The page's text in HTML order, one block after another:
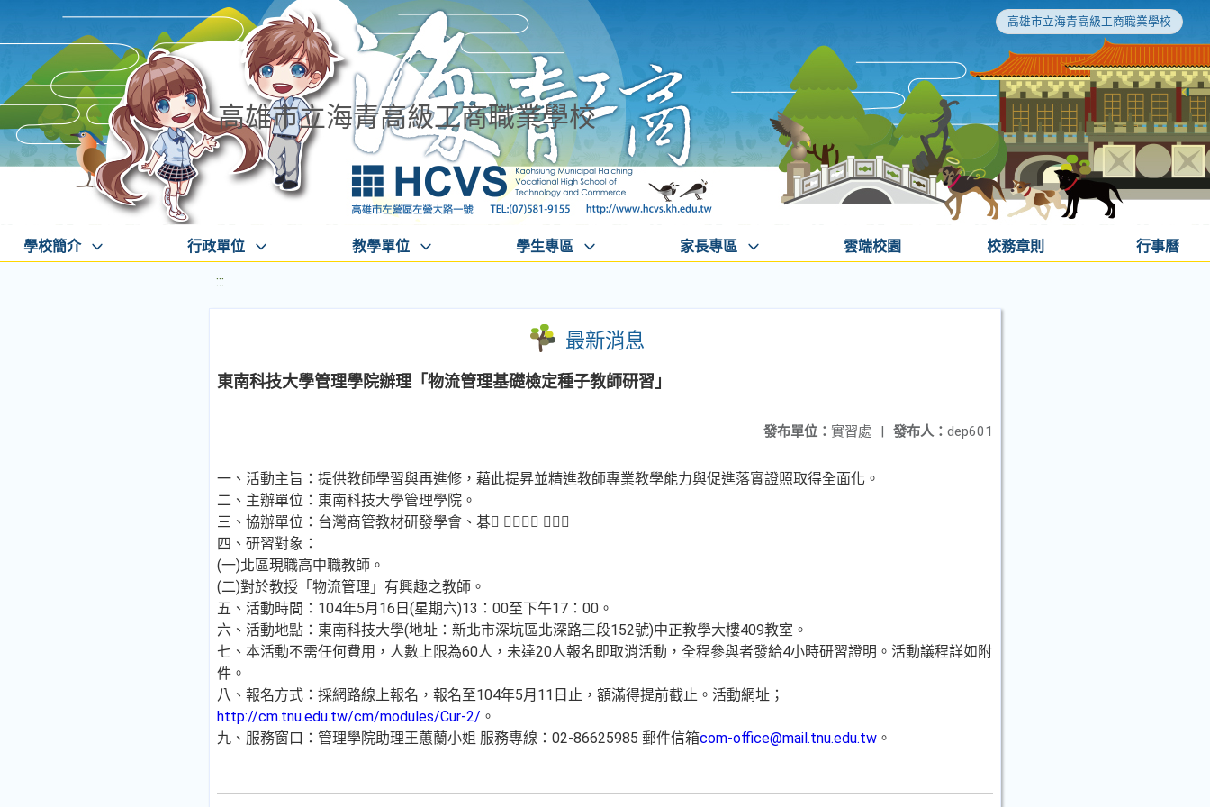
高雄市立海青高級工商職業學校
高雄市立海青高級工商職業學校
學校簡介 行政單位 教學單位 學生專區 家長專區 雲端校園 校務章則 行事曆
:::
最新消息
東南科技大學管理學院辦理「物流管理基礎檢定種子教師研習」
發布人： dep601
發布單位： 實習處 |
一、活動主旨：提供教師學習與再進修，藉此提昇並精進教師專業教學能力與促進落實證照取得全面化。
二、主辦單位：東南科技大學管理學院。
三、協辦單位：台灣商管教材研發學會、碁  
四、研習對象：
(一)北區現職高中職教師。
(二)對於教授「物流管理」有興趣之教師。
五、活動時間：104年5月16日(星期六)13：00至下午17：00。
六、活動地點：東南科技大學(地址：新北市深坑區北深路三段152號)中正教學大樓409教室。
七、本活動不需任何費用，人數上限為60人，未達20人報名即取消活動，全程參與者發給4小時研習證明。活動議程詳如附
件。
八、報名方式：採網路線上報名，報名至104年5月11日止，額滿得提前截止。活動網址；
http://cm.tnu.edu.tw/cm/modules/Cur-2/ 。
九、服務窗口：管理學院助理王蕙蘭小姐 服務專線：02-86625985 郵件信箱com-office@mail.tnu.edu.tw 。